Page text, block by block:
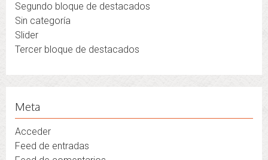
Segundo bloque de destacados
Sin categoría
Slider
Tercer bloque de destacados
Meta
Acceder
Feed de entradas